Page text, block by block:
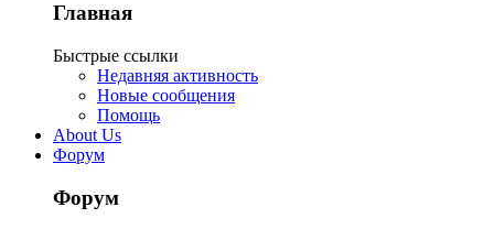
Главная
Быстрые ссылки
Недавняя активность
Новые сообщения
Помощь
About Us
Форум
Форум